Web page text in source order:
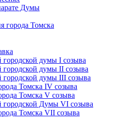
Думы
города Томска
думы I созыва
городской думы II созыва
городской думы III созыва
Томска IV созыва
Томска V созыва
городской Думы VI созыва
Томска VII созыва